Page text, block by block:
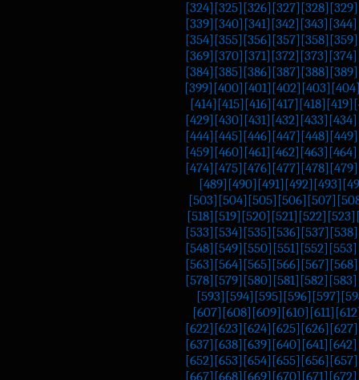
[324] [325] [326] [327] [328] [329]
[339] [340] [341] [342] [343] [344]
[354] [355] [356] [357] [358] [359]
[369] [370] [371] [372] [373] [374]
[384] [385] [386] [387] [388] [389]
[399] [400] [401] [402] [403]
[414] [415] [416] [417] [418] [419]
[429] [430] [431] [432] [433] [434]
[444] [445] [446] [447] [448] [449]
[459] [460] [461] [462] [463] [464]
[474] [475] [476] [477] [478] [479]
[489] [490] [491] [492] [493]
[503] [504] [505] [506] [507]
[518] [519] [520] [521] [522] [523]
[533] [534] [535] [536] [537] [538]
[548] [549] [550] [551] [552] [553]
[563] [564] [565] [566] [567] [568]
[578] [579] [580] [581] [582] [583]
[593] [594] [595] [596] [597]
[607] [608] [609] [610] [611]
[622] [623] [624] [625] [626] [627]
[637] [638] [639] [640] [641] [642]
[652] [653] [654] [655] [656] [657]
[667] [668] [669] [670] [671] [672]